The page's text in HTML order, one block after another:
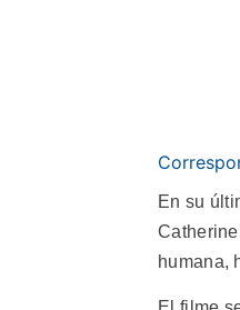
En su
humana,